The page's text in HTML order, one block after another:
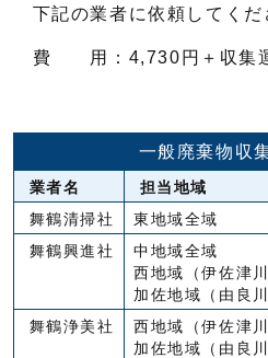
下記の業者に依頼してくだ
費 用：4,730円＋収集運
一般廃棄物収
業者名 担当地域
舞鶴清掃社
東地域全域
舞鶴興進社
中地域全域
西地域（伊佐津川
加佐地域（由良川
舞鶴浄美社
西地域（伊佐津川
加佐地域（由良川